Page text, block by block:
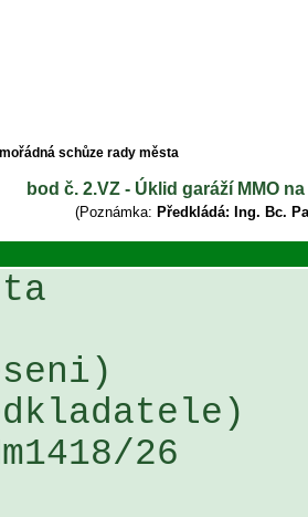
schůze rady města
bod č. 2.VZ - Úklid garáží MMO
(Poznámka: Předkládá: Ing. Bc.